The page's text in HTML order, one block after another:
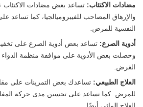
مضادات الاكتئاب: تساعد بعض مضادات الاكتئاب
والإرهاق المصاحب للفيبروميالجيا، كما تساعد
النفسية للمرض.
أدوية الصرع: تساعد بعض أدوية الصرع على تخفيف
وحصلت بعض الأدوية على موافقة منظمة الدواء
الغرض.
العلاج الطبيعي: تساعدك بعض التمرينات على
للمرض. كما تساعد على تحسين مدى حركة
العلاج المائي أيضًا.